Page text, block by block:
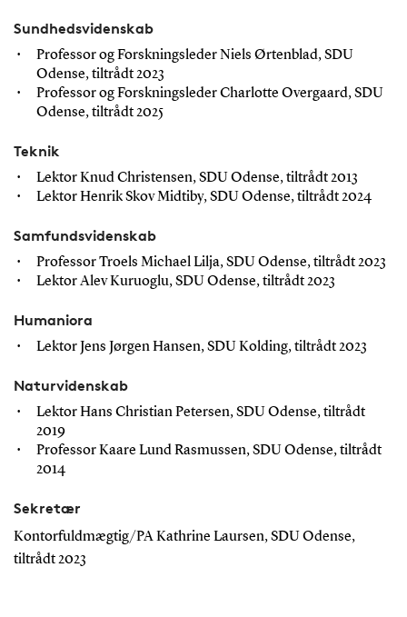
Sundhedsvidenskab
Professor og Forskningsleder Niels Ørtenblad, SDU
Odense, tiltrådt 2023
Professor og Forskningsleder Charlotte Overgaard, SDU
Odense, tiltrådt 2025
Teknik
Lektor Knud Christensen, SDU Odense, tiltrådt 2013
Lektor Henrik Skov Midtiby, SDU Odense, tiltrådt 2024
Samfundsvidenskab
Professor Troels Michael Lilja, SDU Odense, tiltrådt 2023
Lektor Alev Kuruoglu, SDU Odense, tiltrådt 2023
Humaniora
Lektor Jens Jørgen Hansen, SDU Kolding, tiltrådt 2023
Naturvidenskab
Lektor Hans Christian Petersen, SDU Odense, tiltrådt
2019
Professor Kaare Lund Rasmussen, SDU Odense, tiltrådt
2014
Sekretær
Kontorfuldmægtig/PA Kathrine Laursen, SDU Odense,
tiltrådt 2023